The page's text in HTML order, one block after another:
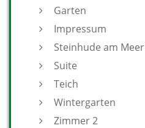
Garten
Impressum
Steinhude am Meer
Suite
Teich
Wintergarten
Zimmer 2